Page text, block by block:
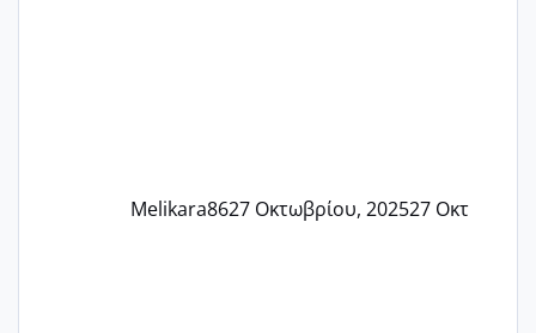
Melikara8627 Οκτωβρίου, 202527 Οκτ